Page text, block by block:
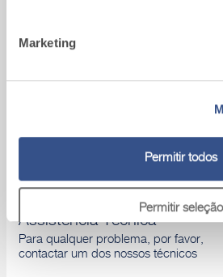
Marketing
Permitir todos
Permitir seleção
Rejeitar
Obras de referência
Assistência Técnica
Para qualquer problema, por favor,
contactar um dos nossos técnicos